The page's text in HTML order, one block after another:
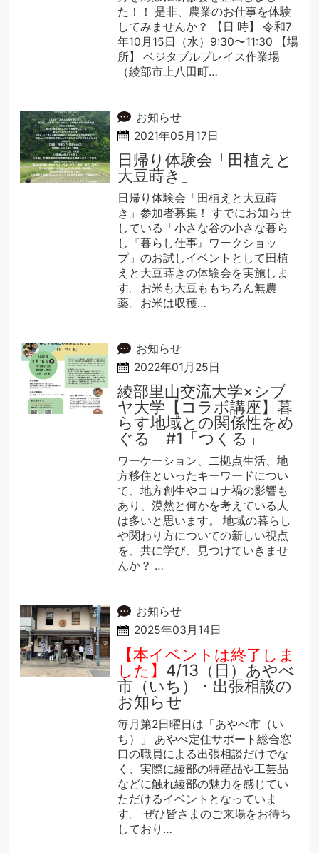
た！！ 是非、農業のお仕事を体験
してみませんか？ 【日 時】 令和7
年10月15日（水）9:30〜11:30 【場
所】 ベジタブルプレイス作業場
（綾部市上八田町…
お知らせ
2021年05月17日
日帰り体験会「田植えと
大豆蒔き」
日帰り体験会「田植えと大豆蒔
き」参加者募集！ すでにお知らせ
している「小さな谷の小さな暮ら
し『暮らし仕事』ワークショッ
プ」のお試しイベントとして田植
えと大豆蒔きの体験会を実施しま
す。お米も大豆ももちろん無農
薬。お米は収穫…
お知らせ
2022年01月25日
綾部里山交流大学×シブ
ヤ大学【コラボ講座】暮
らす地域との関係性をめ
ぐる #1「つくる」
ワーケーション、二拠点生活、地
方移住といったキーワードについ
て、地方創生やコロナ禍の影響も
あり、漠然と何かを考えている人
は多いと思います。 地域の暮らし
や関わり方についての新しい視点
を、共に学び、見つけていきませ
んか？ …
お知らせ
2025年03月14日
【本イベントは終了しま
した】 4/13（日）あやべ
市（いち）・出張相談の
お知らせ
毎月第2日曜日は「あやべ市（い
ち）」 あやべ定住サポート総合窓
口の職員による出張相談だけでな
く、実際に綾部の特産品や工芸品
などに触れ綾部の魅力を感じてい
ただけるイベントとなっていま
す。 ぜひ皆さまのご来場をお待ち
しており…